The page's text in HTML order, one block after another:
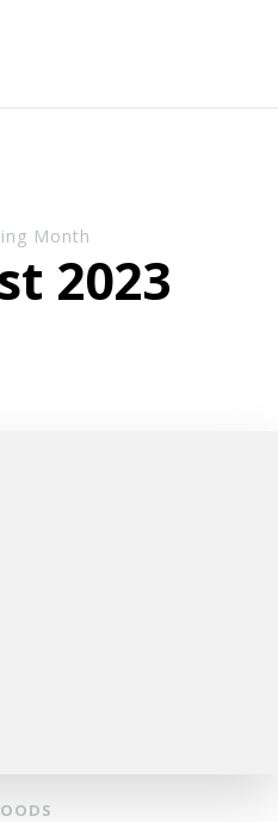
Month
2023